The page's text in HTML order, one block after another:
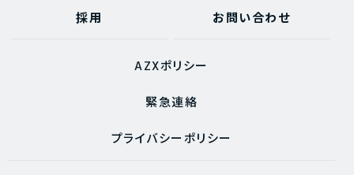
採用 お問い合わせ
AZXポリシー
緊急連絡
プライバシーポリシー